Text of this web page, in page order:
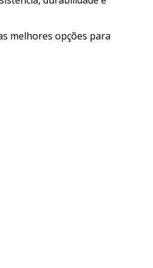
melhores opções para